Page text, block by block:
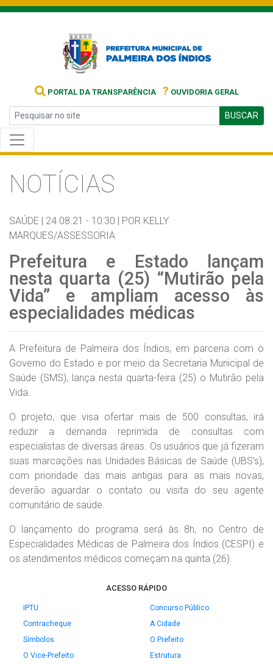
PORTAL DA TRANSPARÊNCIA ? OUVIDORIA GERAL
BUSCAR
NOTÍCIAS
SAÚDE | 24.08.21 - 10:30 | POR KELLY
MARQUES/ASSESSORIA
Prefeitura e Estado lançam
nesta quarta (25) “Mutirão pela
Vida” e ampliam acesso às
especialidades médicas
A Prefeitura de Palmeira dos Índios, em parceria com o
Governo do Estado e por meio da Secretaria Municipal de
Saúde (SMS), lança nesta quarta-feira (25) o Mutirão pela
Vida.
O projeto, que visa ofertar mais de 500 consultas, irá
reduzir a demanda reprimida de consultas com
especialistas de diversas áreas. Os usuários que já fizeram
suas marcações nas Unidades Básicas de Saúde (UBS’s),
com prioridade das mais antigas para as mais novas,
deverão aguardar o contato ou visita do seu agente
comunitário de saúde.
O lançamento do programa será às 8h, no Centro de
Especialidades Médicas de Palmeira dos Índios (CESPI) e
os atendimentos médicos começam na quinta (26).
ACESSO RÁPIDO
IPTU
Concurso Público
Contracheque
A Cidade
Símbolos
O Prefeito
O Vice-Prefeito
Estrutura